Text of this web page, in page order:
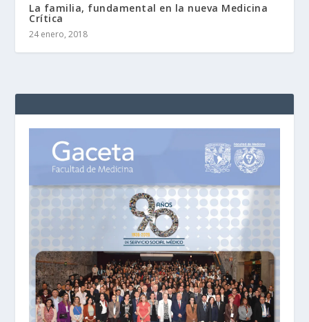
La familia, fundamental en la nueva Medicina
Crítica
24 enero, 2018